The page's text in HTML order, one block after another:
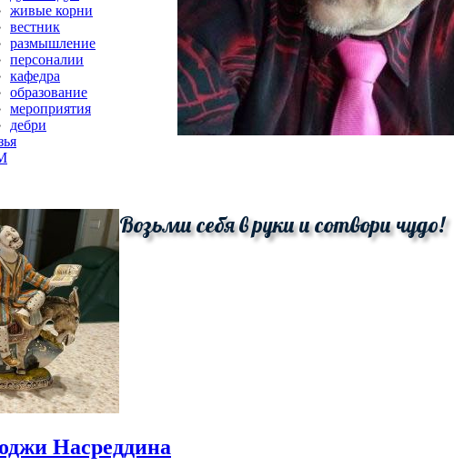
Возьми себя в руки и сотвори чудо!
живые корни
вестник
размышление
персоналии
кафедра
образование
мероприятия
дебри
Насреддина